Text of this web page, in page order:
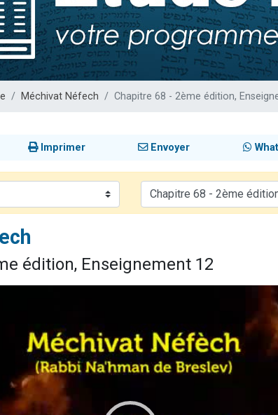
Il reste 49 places pour étudier en groupe sur Zoom
12 nouvelles musiques dans Torah-Box Music
29 personnes viennent de demander une bénédiction
Méchivat Néfech Chapitre 68 - 2ème édition,
Imprimer Envoyer
édition, Enseignement 12